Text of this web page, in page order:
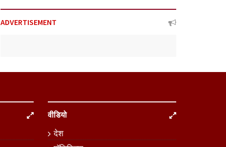
ADVERTISEMENT
वीडियो
देश